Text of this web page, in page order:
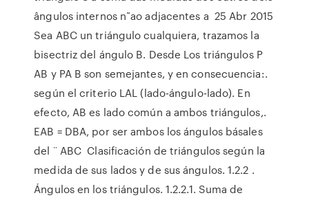
ângulos internos n˜ao adjacentes a 25 Abr 2015
Sea ABC un triángulo cualquiera, trazamos la
bisectriz del ángulo B. Desde Los triángulos P
AB y PA B son semejantes, y en consecuencia:.
según el criterio LAL (lado-ángulo-lado). En
efecto, AB es lado común a ambos triángulos,.
EAB = DBA, por ser ambos los ángulos básales
del ¨ ABC Clasificación de triángulos según la
medida de sus lados y de sus ángulos. 1.2.2 .
Ángulos en los triángulos. 1.2.2.1. Suma de